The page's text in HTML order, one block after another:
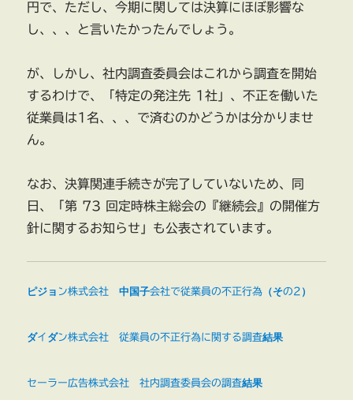
円で、ただし、今期に関しては決算にほぼ影響な
し、、、と言いたかったんでしょう。
が、しかし、社内調査委員会はこれから調査を開始
するわけで、「特定の発注先 1社」、不正を働いた
従業員は1名、、、で済むのかどうかは分かりませ
ん。
なお、決算関連手続きが完了していないため、同
日、「第 73 回定時株主総会の『継続会』の開催方
針に関するお知らせ」も公表されています。
ピジョン株式会社 中国子会社で従業員の不正行為（その2）
ダイダン株式会社 従業員の不正行為に関する調査結果
セーラー広告株式会社 社内調査委員会の調査結果